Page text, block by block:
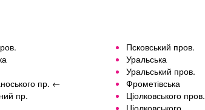
пр. ←
пр.
Псковський пров.
Уральська
Уральський пров.
Фрометівська
Ціолковського пров.